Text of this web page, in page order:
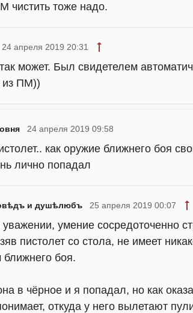
чистить тоже надо.
24 апреля 2019 20:31
может. Был свидетелем
из ПМ))
24 апреля 2019 09:58
как оружие ближнего боя
лично попадал
и душѣлюбъ 25 апреля 2019 00:07
умение сосредоточенно
пистолет со стола, не имеет
ближнего боя.
в чёрное и я попадал, но как
откуда у него вылетают